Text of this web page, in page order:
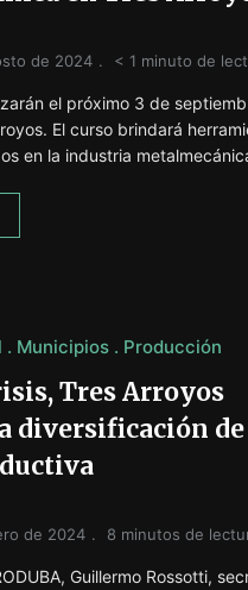
de 2024
< 1 minuto de
el próximo 3 de
El curso brindará
en la industria
Municipios Producción
Tres Arroyos
diversificación
de 2024
8 minutos de
Guillermo Rossotti,